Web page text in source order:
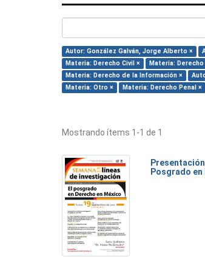
Autor: González Galván, Jorge Alberto ×
Materia: Derecho Civil ×
Materia:
Materia: Derecho de la Información ×
Materia: Otro ×
Materia: Derecho Penal ×
Mostrando ítems 1-1 de 1
Posgrado en